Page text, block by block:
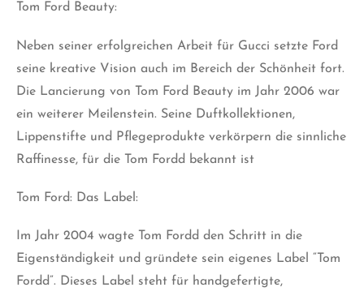
Tom Ford Beauty:
Neben seiner erfolgreichen Arbeit für Gucci setzte Ford
seine kreative Vision auch im Bereich der Schönheit fort.
Die Lancierung von Tom Ford Beauty im Jahr 2006 war
ein weiterer Meilenstein. Seine Duftkollektionen,
Lippenstifte und Pflegeprodukte verkörpern die sinnliche
Raffinesse, für die Tom Fordd bekannt ist
Tom Ford: Das Label:
Im Jahr 2004 wagte Tom Fordd den Schritt in die
Eigenständigkeit und gründete sein eigenes Label “Tom
Fordd”. Dieses Label steht für handgefertigte,